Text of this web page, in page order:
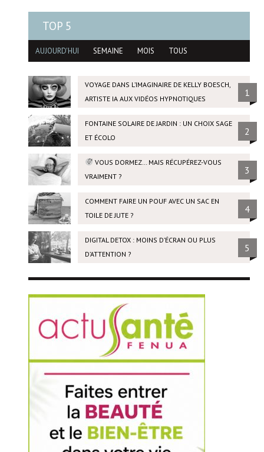
TOP 5
AUJOURD'HUI SEMAINE MOIS TOUS
VOYAGE DANS L’IMAGINAIRE DE KELLY BOESCH,
ARTISTE IA AUX VIDÉOS HYPNOTIQUES
1
FONTAINE SOLAIRE DE JARDIN : UN CHOIX SAGE
ET ÉCOLO
2
VOUS DORMEZ… MAIS RÉCUPÉREZ-VOUS
VRAIMENT ?
3
COMMENT FAIRE UN POUF AVEC UN SAC EN
TOILE DE JUTE ?
4
DIGITAL DETOX : MOINS D’ÉCRAN OU PLUS
D’ATTENTION ?
5